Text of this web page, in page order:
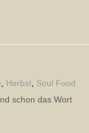
Herbst, Soul Food
schon das Wort